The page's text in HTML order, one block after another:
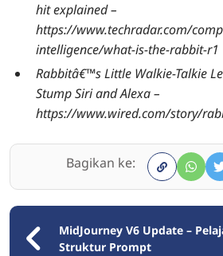
hit explained –
https://www.techradar.com/
intelligence/what-is-the-rabbit-r1
Rabbitâ€™s Little Walkie-Talkie
Stump Siri and Alexa –
https://www.wired.com/story/
Bagikan ke:
MidJourney V6 Update –
Struktur Prompt